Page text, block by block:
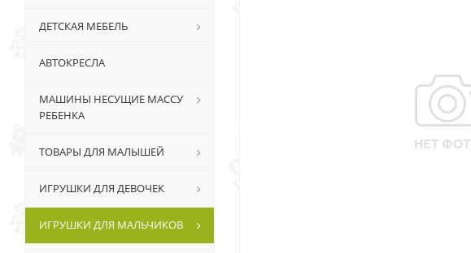
ДЕТСКАЯ МЕБЕЛЬ
АВТОКРЕСЛА
МАШИНЫ НЕСУЩИЕ МАССУ
РЕБЕНКА
ТОВАРЫ ДЛЯ МАЛЫШЕЙ
ИГРУШКИ ДЛЯ ДЕВОЧЕК
ИГРУШКИ ДЛЯ МАЛЬЧИКОВ